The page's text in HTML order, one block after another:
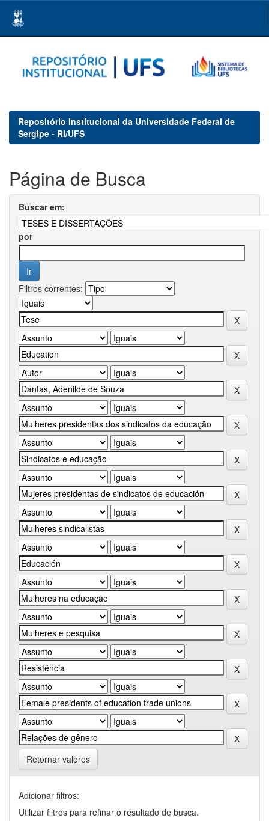
navigation
Repositório Institucional da Universidade Federal de
Sergipe - RI/UFS
Página de Busca
Buscar em:
por
Filtros correntes:
Retornar valores
Adicionar filtros:
Utilizar filtros para refinar o resultado de busca.